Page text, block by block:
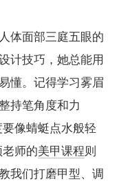
体面部三庭五眼的
计技巧，她总能用
懂。记得学习雾眉
持笔角度和力
像蜻蜓点水般轻
师的美甲课程则
我们打磨甲型、调